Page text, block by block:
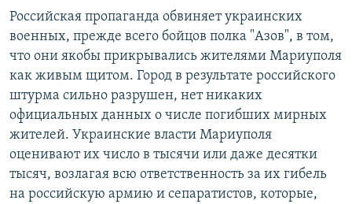
Российская пропаганда обвиняет украинских
военных, прежде всего бойцов полка "Азов", в том,
что они якобы прикрывались жителями Мариуполя
как живым щитом. Город в результате российского
штурма сильно разрушен, нет никаких
официальных данных о числе погибших мирных
жителей. Украинские власти Мариуполя
оценивают их число в тысячи или даже десятки
тысяч, возлагая всю ответственность за их гибель
на российскую армию и сепаратистов, которые,